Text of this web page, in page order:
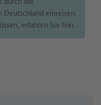
einreisen.
erfahren Sie hier.